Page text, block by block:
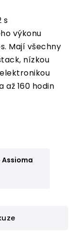
s
výkonu
Mají všechny
nízkou
až 160 hodin